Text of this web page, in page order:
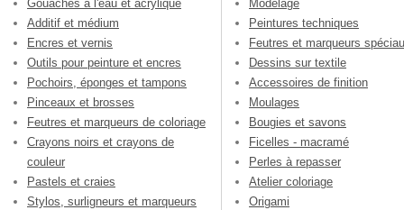
Gouaches à l'eau et acrylique
Additif et médium
Encres et vernis
Outils pour peinture et encres
Pochoirs, éponges et tampons
Pinceaux et brosses
Feutres et marqueurs de coloriage
Crayons noirs et crayons de
couleur
Pastels et craies
Stylos, surligneurs et marqueurs
Modelage
Peintures techniques
Feutres et marqueurs
Dessins sur textile
Accessoires de finition
Moulages
Bougies et savons
Ficelles - macramé
Perles à repasser
Atelier coloriage
Origami